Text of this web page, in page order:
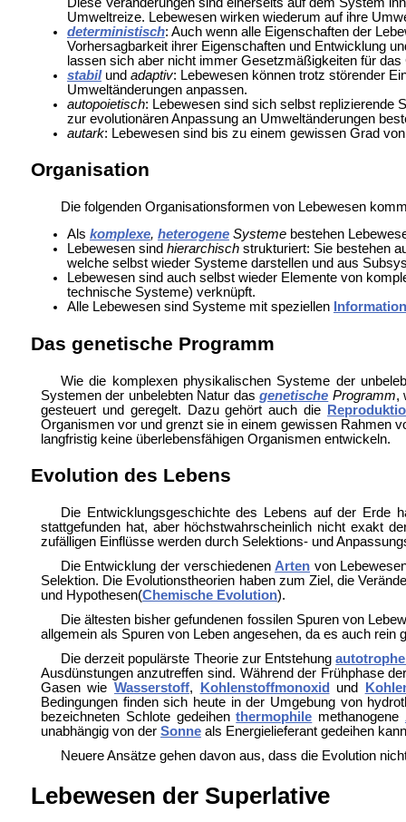
Umweltreize. Lebewesen wirken wiederum auf ihre
deterministisch: Auch wenn alle Eigenschaften der
Vorhersagbarkeit ihrer Eigenschaften und Entwicklung
lassen sich aber nicht immer Gesetzmäßigkeiten für
stabilund adaptiv: Lebewesen können trotz störender
Umweltänderungen anpassen.
autopoietisch: Lebewesen sind sich selbst replizierende
zur evolutionären Anpassung an Umweltänderungen
autark: Lebewesen sind bis zu einem gewissen Grad
Organisation
Die folgenden Organisationsformen von Lebewesen
Als komplexe, heterogeneSystemebestehen
Lebewesen sind hierarchischstrukturiert: Sie bestehen
welche selbst wieder Systeme darstellen und aus
Lebewesen sind auch selbst wieder Elemente von
technische Systeme) verknüpft.
Alle Lebewesen sind Systeme mit speziellen
Das genetische Programm
Wie die komplexen physikalischen Systeme der
Systemen der unbelebten Natur dasgenetische Programm,
gesteuert und geregelt. Dazu gehört auch die
Organismen vor und grenzt sie in einem gewissen Rahmen
langfristig keine überlebensfähigen Organismen entwickeln.
Evolution des Lebens
Die Entwicklungsgeschichte des Lebens auf der Erde
stattgefunden hat, aber höchstwahrscheinlich nicht exakt
zufälligen Einflüsse werden durch Selektions- und
Die Entwicklung der verschiedenen Arten von
Selektion. Die Evolutionstheorien haben zum Ziel, die
und Hypothesen(Chemische Evolution).
Die ältesten bisher gefundenen fossilen Spuren von
allgemein als Spuren von Leben angesehen, da es auch rein
Die derzeit populärste Theorie zur Entstehung
Ausdünstungen anzutreffen sind. Während der Frühphase
Gasen wieWasserstoff, Kohlenstoffmonoxid und
Bedingungen finden sich heute in der Umgebung von
bezeichneten Schlote gedeihenthermophile methanogene
unabhängig von der Sonneals Energielieferant gedeihen
Neuere Ansätze gehen davon aus, dass die Evolution
Lebewesen der Superlative